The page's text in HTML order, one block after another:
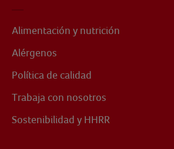
Alimentación y nutrición
Alérgenos
Política de calidad
Trabaja con nosotros
Sostenibilidad y HHRR